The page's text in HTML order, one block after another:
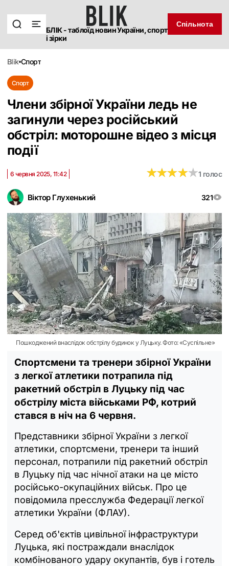
БЛІК - таблоїд новин України, спорт
і зірки
Спільнота
blik спорт
Спорт
Члени збірної України ледь не
загинули через російський
обстріл: моторошне відео з місця
події
Віктор Глухенький 321
6 червня 2025, 11:42 ★★★★★
★★★★★1 голос
Пошкоджений внаслідок обстрілу будинок у Луцьку. Фото: «Суспільне»
Спортсмени та тренери збірної України
з легкої атлетики потрапила під
ракетний обстріл в Луцьку під час
обстрілу міста військами РФ, котрий
стався в ніч на 6 червня.
Представники збірної України з легкої
атлетики, спортсмени, тренери та інший
персонал, потрапили під ракетний обстріл
в Луцьку під час нічної атаки на це місто
російсько-окупаційних військ. Про це
повідомила пресслужба Федерації легкої
атлетики України (ФЛАУ).
Серед об'єктів цивільної інфраструктури
Луцька, які постраждали внаслідок
комбінованого удару окупантів, був і готель